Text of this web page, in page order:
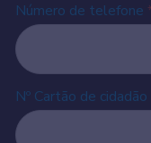
Número de telefone
Nº Cartão de cidadão